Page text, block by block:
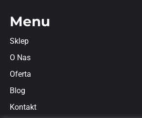
Menu
Sklep
O Nas
Oferta
Blog
Kontakt